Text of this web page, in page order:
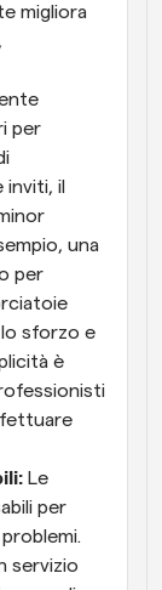
migliora
per
inviti, il
una
per
sforzo e
è
Le
per
servizio